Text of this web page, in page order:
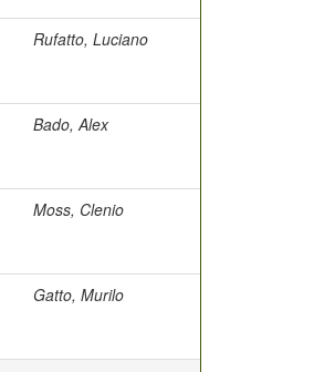
Rufatto, Luciano
Bado, Alex
Moss, Clenio
Gatto, Murilo